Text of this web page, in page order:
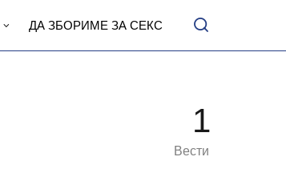
ДА ЗБОРИМЕ ЗА СЕКС
1
Вести